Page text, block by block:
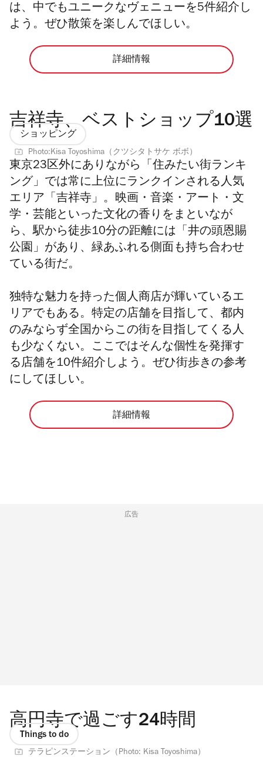
は、中でもユニークなヴェニューを5件紹介し
よう。ぜひ散策を楽しんでほしい。
詳細情報
吉祥寺、ベストショップ10選
ショッピング
Photo:Kisa Toyoshima（クツシタトサケ ボボ）
東京23区外にありながら「住みたい街ランキ
ング」では常に上位にランクインされる人気
エリア「吉祥寺」。映画・音楽・アート・文
学・芸能といった文化の香りをまといなが
ら、駅から徒歩10分の距離には「井の頭恩賜
公園」があり、緑あふれる側面も持ち合わせ
ている街だ。
独特な魅力を持った個人商店が輝いているエ
リアでもある。特定の店舗を目指して、都内
のみならず全国からこの街を目指してくる人
も少なくない。ここではそんな個性を発揮す
る店舗を10件紹介しよう。ぜひ街歩きの参考
にしてほしい。
詳細情報
広告
高円寺で過ごす24時間
Things to do
テラピンステーション（Photo: Kisa Toyoshima）